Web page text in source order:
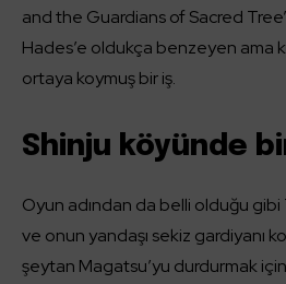
and the Guardians of Sacred
Hades’e oldukça benzeyen ama
ortaya koymuş bir iş.
Shinju köyünde
Oyun adından da belli olduğu gibi
ve onun yandaşı sekiz gardiyanı
şeytan Magatsu’yu durdurmak